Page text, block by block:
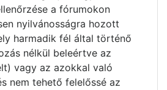
a fórumokon
nyilvánosságra hozott
harmadik fél által történő
nélkül beleértve az
vagy az azokkal való
nem tehető felelőssé az